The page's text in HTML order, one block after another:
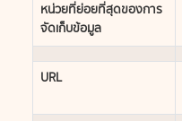
หน่วยที่ย่อยที่สุดของการ
จัดเก็บข้อมูล
URL